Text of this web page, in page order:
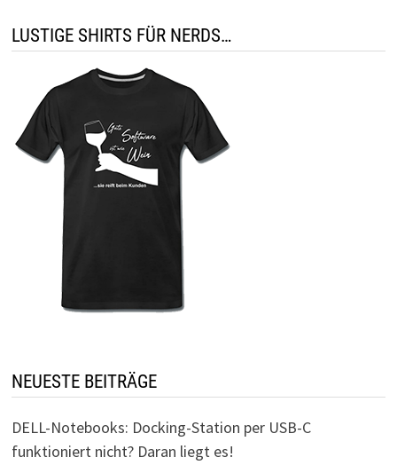
LUSTIGE SHIRTS FÜR NERDS…
NEUESTE BEITRÄGE
DELL-Notebooks: Docking-Station per USB-C
funktioniert nicht? Daran liegt es!